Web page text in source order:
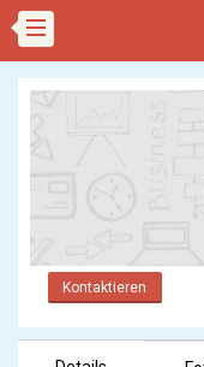
Kontaktieren